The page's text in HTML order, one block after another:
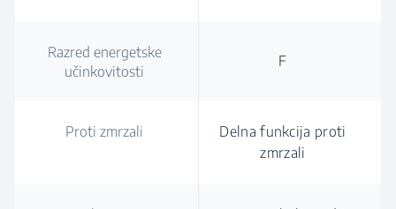
Razred energetske
učinkovitosti
F
Proti zmrzali
Delna funkcija proti
zmrzali